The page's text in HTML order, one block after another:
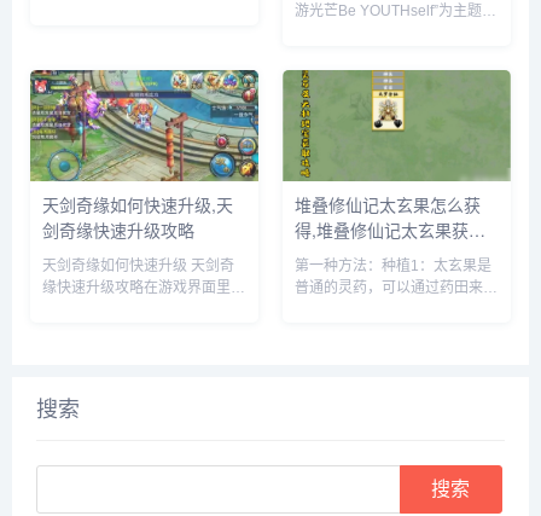
间进行了多次深入讨论。在交流
过程中，何小鹏对小米YU7的...
游光芒Be YOUTHself”为主题的
狂欢嘉年华，更集结了旗下产品
为全球玩家带来了庆生版本更新
及包含616...
天剑奇缘如何快速升级,天
剑奇缘快速升级攻略
天剑奇缘如何快速升级 天剑奇
缘快速升级攻略在游戏界面里，
悬赏任务，完成这些任务后，就
可以...
堆叠修仙记太玄果怎么获
得,堆叠修仙记太玄果获得
方法
第一种方法：种植1：太玄果是
普通的灵药，可以通过药田来种
搜索